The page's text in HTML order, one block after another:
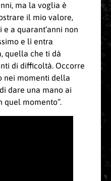
ma la voglia è
il mio valore,
a quarant’anni non
e lì entra
quella che ti dà
di difficoltà. Occorre
nei momenti della
dare una mano ai
quel momento”.